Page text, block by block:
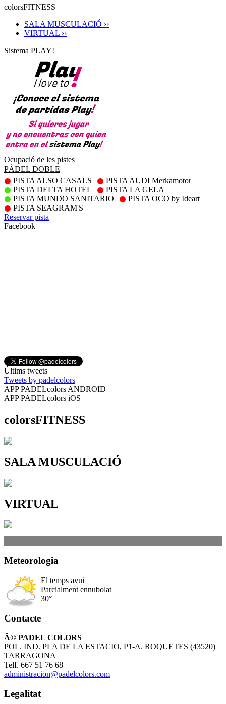
colorsFITNESS
SALA MUSCULACIÓ ››
VIRTUAL ››
Sistema PLAY!
Ocupació de les pistes
PÁDEL DOBLE
PISTA ALSO CASALS
PISTA AUDI Merkamotor
PISTA DELTA HOTEL
PISTA LA GELA
PISTA MUNDO SANITARIO
PISTA OCO by Ideart
PISTA SEAGRAM'S
Reservar pista
Facebook
Últims tweets
Tweets by padelcolors
APP PADELcolors ANDROID
APP PADELcolors iOS
colorsFITNESS
SALA MUSCULACIÓ
VIRTUAL
Meteorologia
El temps avui
Parcialment ennubolat
30°
Contacte
Â© PADEL COLORS
POL. IND. PLA DE LA ESTACIO, P1-A. ROQUETES (43520)
TARRAGONA
Telf. 667 51 76 68
administracion@padelcolors.com
Legalitat